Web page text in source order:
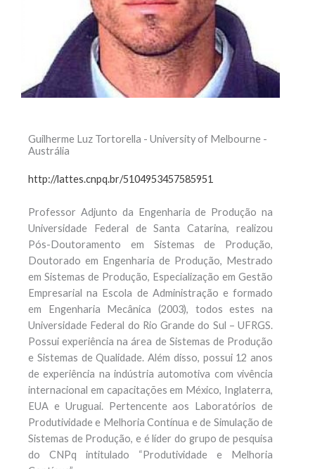
Guilherme Luz Tortorella - University of Melbourne -
Austrália
http://lattes.cnpq.br/5104953457585951
Professor Adjunto da Engenharia de Produção na
Universidade Federal de Santa Catarina, realizou
Pós-Doutoramento em Sistemas de Produção,
Doutorado em Engenharia de Produção, Mestrado
em Sistemas de Produção, Especialização em Gestão
Empresarial na Escola de Administração e formado
em Engenharia Mecânica (2003), todos estes na
Universidade Federal do Rio Grande do Sul – UFRGS.
Possui experiência na área de Sistemas de Produção
e Sistemas de Qualidade. Além disso, possui 12 anos
de experiência na indústria automotiva com vivência
internacional em capacitações em México, Inglaterra,
EUA e Uruguai. Pertencente aos Laboratórios de
Produtividade e Melhoria Contínua e de Simulação de
Sistemas de Produção, e é líder do grupo de pesquisa
do CNPq intitulado “Produtividade e Melhoria